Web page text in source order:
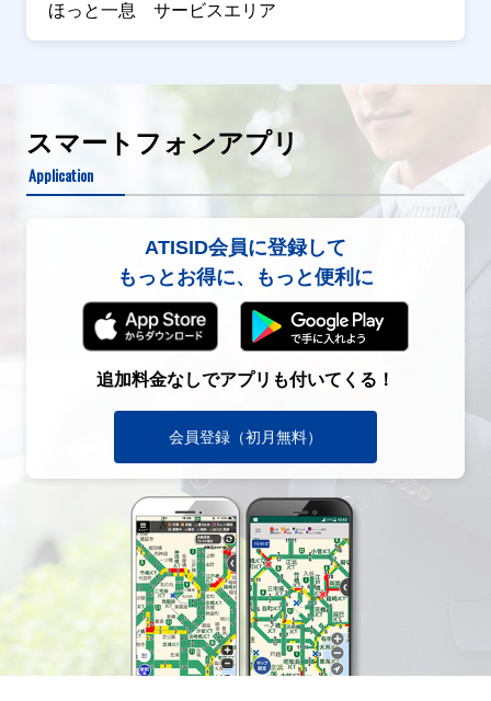
ほっと一息 サービスエリア
スマートフォンアプリ
Application
ATISID会員に登録して
もっとお得に、もっと便利に
追加料金なしでアプリも付いてくる！
会員登録（初月無料）